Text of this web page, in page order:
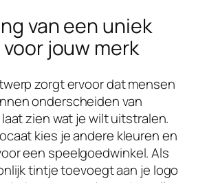
van een uniek
jouw merk
zorgt ervoor dat mensen
onderscheiden van
zien wat je wilt uitstralen.
kies je andere kleuren en
een speelgoedwinkel. Als
tintje toevoegt aan je logo